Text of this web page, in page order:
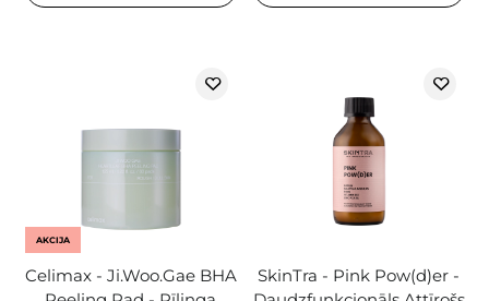
AKCIJA
Celimax - Ji.Woo.Gae BHA
SkinTra - Pink Pow(d)er -